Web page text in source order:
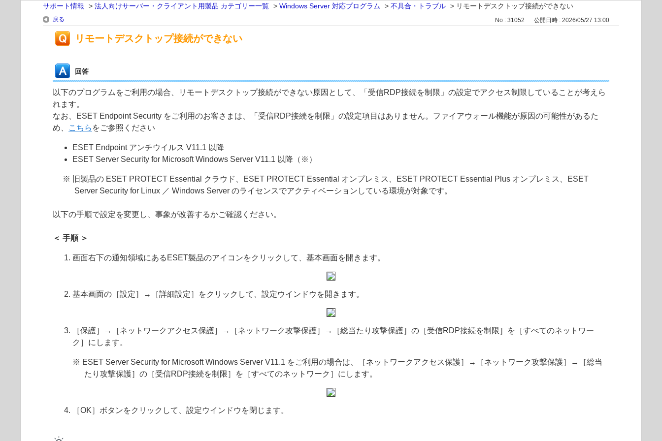
サポート情報 > 法人向けサーバー・クライアント用製品 カテゴリー一覧 > Windows Server 対応プログラム > 不具合・トラブル > リモートデスクトップ接続ができない
戻る No : 31052 公開日時 : 2026/05/27 13:00
リモートデスクトップ接続ができない
回答
以下のプログラムをご利用の場合、リモートデスクトップ接続ができない原因として、「受信RDP接続を制限」の設定でアクセス制限していることが考えら
れます。
なお、ESET Endpoint Security をご利用のお客さまは、「受信RDP接続を制限」の設定項目はありません。ファイアウォール機能が原因の可能性があるた
め、
こちら をご参照ください
ESET Endpoint アンチウイルス V11.1 以降
ESET Server Security for Microsoft Windows Server V11.1 以降（※）
※ 旧製品の ESET PROTECT Essential クラウド、ESET PROTECT Essential オンプレミス、ESET PROTECT Essential Plus オンプレミス、
ESET
Server Security for Linux ／ Windows Server のライセンスでアクティベーションしている環境が対象です。
以下の手順で設定を変更し、事象が改善するかご確認ください。
＜ 手順 ＞
画面右下の通知領域にあるESET製品のアイコンをクリックして、基本画面を開きます。
基本画面の［設定］→［詳細設定］をクリックして、設定ウインドウを開きます。
［保護］→［ネットワークアクセス保護］→［ネットワーク攻撃保護］→［総当たり攻撃保護］の［受信RDP接続を制限］を［すべてのネットワー
ク］にします。
※ ESET Server Security for Microsoft Windows Server V11.1 をご利用の場合は、［ネットワークアクセス保護］→［ネットワーク攻撃保護］→［総当
たり攻撃保護］の［受信RDP接続を制限］を［すべてのネットワーク］にします。
［OK］ボタンをクリックして、設定ウインドウを閉じます。